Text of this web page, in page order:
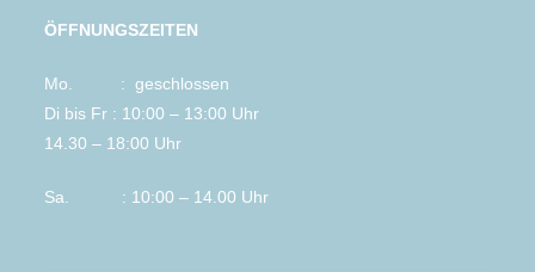
ÖFFNUNGSZEITEN
Mo. : geschlossen
Di bis Fr : 10:00 – 13:00 Uhr
14.30 – 18:00 Uhr
Sa. : 10:00 – 14.00 Uhr